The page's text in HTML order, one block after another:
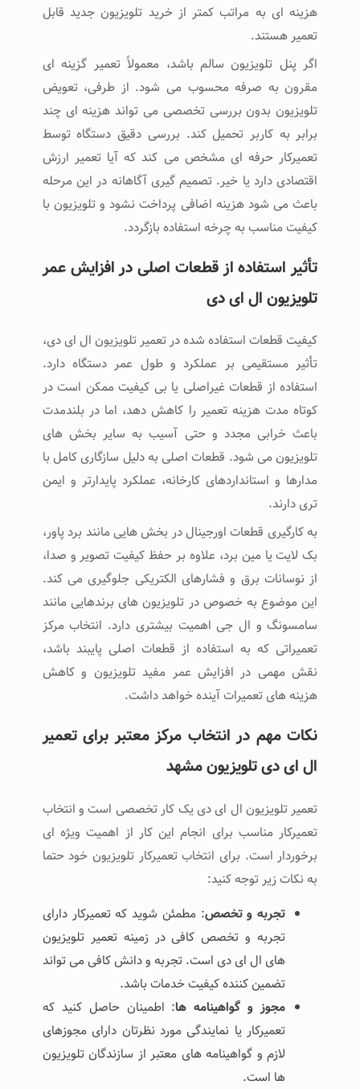
هزینه ‌ای به ‌مراتب کمتر از خرید تلویزیون جدید قابل
تعمیر هستند.
اگر پنل تلویزیون سالم باشد، معمولاً تعمیر گزینه ‌ای
مقرون ‌به ‌صرفه محسوب می ‌شود. از طرفی، تعویض
تلویزیون بدون بررسی تخصصی می ‌تواند هزینه ‌ای چند
برابر به کاربر تحمیل کند. بررسی دقیق دستگاه توسط
تعمیرکار حرفه ‌ای مشخص می ‌کند که آیا تعمیر ارزش
اقتصادی دارد یا خیر. تصمیم ‌گیری آگاهانه در این مرحله
باعث می ‌شود هزینه اضافی پرداخت نشود و تلویزیون با
کیفیت مناسب به چرخه استفاده بازگردد.
تأثیر استفاده از قطعات اصلی در افزایش عمر
تلویزیون ال ای دی
کیفیت قطعات استفاده ‌شده در تعمیر تلویزیون ال ای دی،
تأثیر مستقیمی بر عملکرد و طول عمر دستگاه دارد.
استفاده از قطعات غیراصلی یا بی‌ کیفیت ممکن است در
کوتاه ‌مدت هزینه تعمیر را کاهش دهد، اما در بلندمدت
باعث خرابی مجدد و حتی آسیب به سایر بخش‌ های
تلویزیون می ‌شود. قطعات اصلی به دلیل سازگاری کامل با
مدارها و استانداردهای کارخانه، عملکرد پایدارتر و ایمن
‌تری دارند.
به‌ کارگیری قطعات اورجینال در بخش ‌هایی مانند برد پاور،
بک ‌لایت یا مین برد، علاوه بر حفظ کیفیت تصویر و صدا،
از نوسانات برق و فشارهای الکتریکی جلوگیری می ‌کند.
این موضوع به ‌خصوص در تلویزیون ‌های برندهایی مانند
سامسونگ و ال جی اهمیت بیشتری دارد. انتخاب مرکز
تعمیراتی که به استفاده از قطعات اصلی پایبند باشد،
نقش مهمی در افزایش عمر مفید تلویزیون و کاهش
هزینه‌ های تعمیرات آینده خواهد داشت.
نکات مهم در انتخاب مرکز معتبر برای تعمیر
ال ای دی تلویزیون مشهد
تعمیر تلویزیون ال ای دی یک کار تخصصی است و انتخاب
تعمیرکار مناسب برای انجام این کار از اهمیت ویژه ‌ای
برخوردار است. برای انتخاب تعمیرکار تلویزیون خود حتما
به نکات زیر توجه کنید:
تجربه و تخصص: مطمئن شوید که تعمیرکار دارای
تجربه و تخصص کافی در زمینه تعمیر تلویزیون‌
های ال ای دی است. تجربه و دانش کافی می ‌تواند
تضمین کننده کیفیت خدمات باشد.
مجوز و گواهینامه ‌ها: اطمینان حاصل کنید که
تعمیرکار یا نمایندگی مورد نظرتان دارای مجوزهای
لازم و گواهینامه ‌های معتبر از سازندگان تلویزیون
‌ها است.